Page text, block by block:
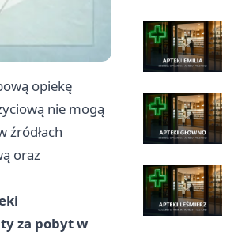
opiekę
nie mogą
źródłach
oraz
za pobyt w